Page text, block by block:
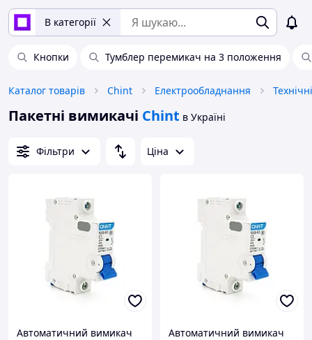
В категорії
Кнопки Тумблер перемикач на 3 положення
Каталог товарів Chint Електрообладнання
Пакетні вимикачі Chint в Україні
Фільтри Ціна
Автоматичний вимикач
Автоматичний вимикач